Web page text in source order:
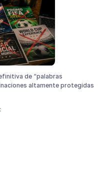
de “palabras
altamente protegidas